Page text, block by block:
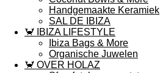
Handgemaakte Keramiek
SAL DE IBIZA
🦀 IBIZA LIFESTYLE
Ibiza Bags & More
Organische Juwelen
🦀 OVER HOLAZ